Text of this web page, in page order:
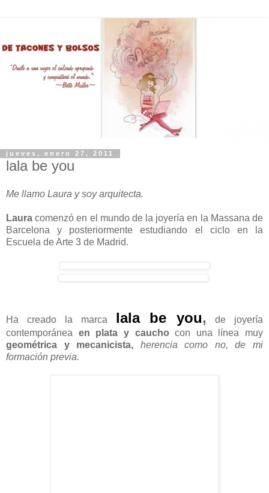
jueves, enero 27, 2011
lala be you
Me llamo Laura y soy arquitecta.
Lauracomenzó en el mundo de la joyería en la Massana de
Barcelona y posteriormente estudiando el ciclo en la
Escuela de Arte 3 de Madrid.
Ha creado la marca lala be you,
de joyería
contemporánea en plata y caucho con una línea muy
geométrica y mecanicista,
herencia como no, de mi
formación previa.